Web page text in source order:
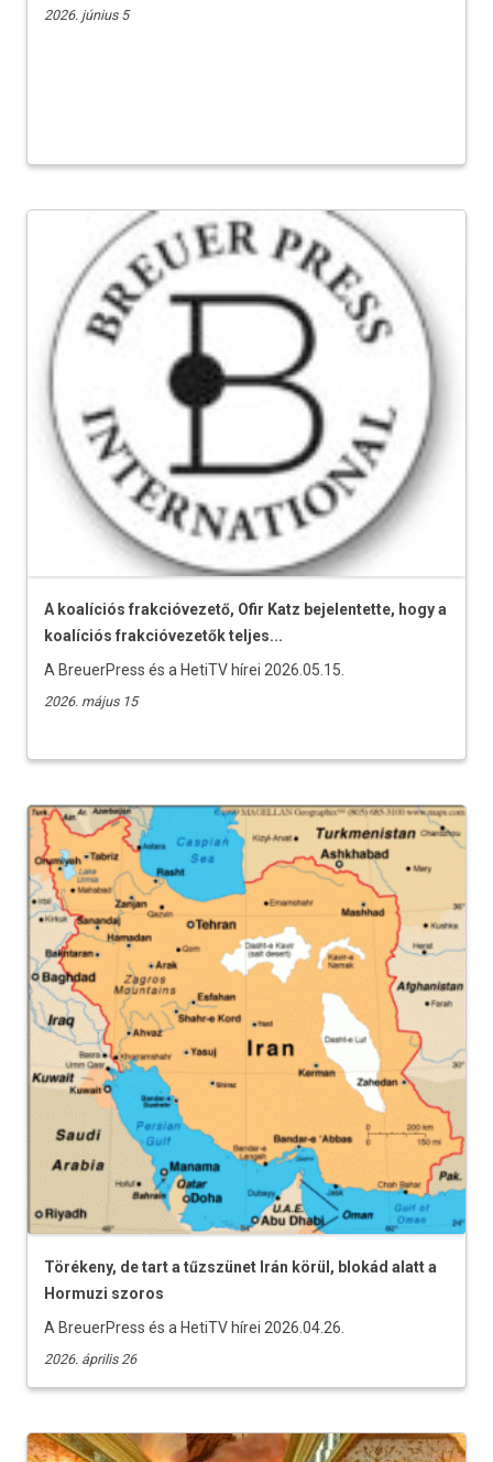
2026. június 5
A koalíciós frakcióvezető, Ofir Katz bejelentette, hogy a
koalíciós frakcióvezetők teljes...
A BreuerPress és a HetiTV hírei 2026.05.15.
2026. május 15
Törékeny, de tart a tűzszünet Irán körül, blokád alatt a
Hormuzi szoros
A BreuerPress és a HetiTV hírei 2026.04.26.
2026. április 26